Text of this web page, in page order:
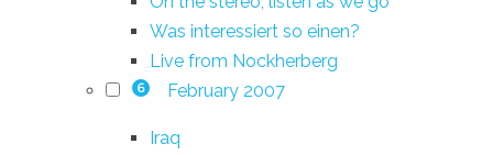
Was interessiert so einen?
Live from Nockherberg
6 February 2007
Iraq